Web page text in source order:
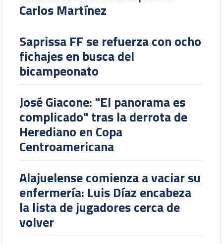
Carlos Martínez
Saprissa FF se refuerza con ocho
fichajes en busca del
bicampeonato
José Giacone: "El panorama es
complicado" tras la derrota de
Herediano en Copa
Centroamericana
Alajuelense comienza a vaciar su
enfermería: Luis Díaz encabeza
la lista de jugadores cerca de
volver